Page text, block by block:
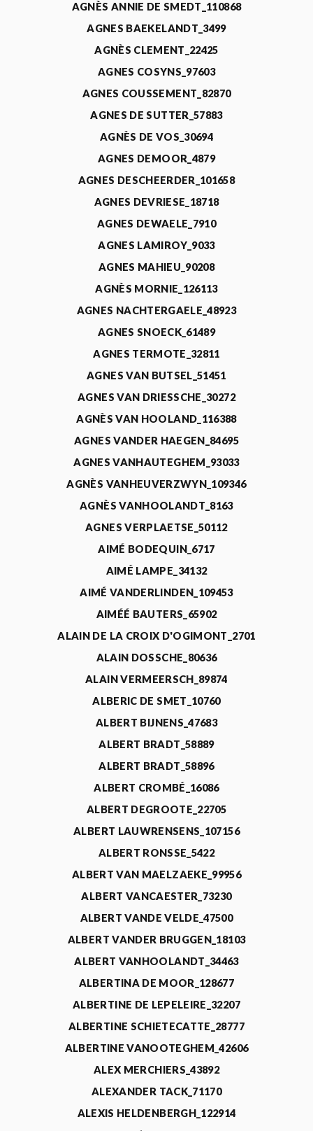
AGNÈS ANNIE DE SMEDT_110868
AGNES BAEKELANDT_3499
AGNÈS CLEMENT_22425
AGNES COSYNS_97603
AGNES COUSSEMENT_82870
AGNES DE SUTTER_57883
AGNÈS DE VOS_30694
AGNES DEMOOR_4879
AGNES DESCHEERDER_101658
AGNES DEVRIESE_18718
AGNES DEWAELE_7910
AGNES LAMIROY_9033
AGNES MAHIEU_90208
AGNÈS MORNIE_126113
AGNES NACHTERGAELE_48923
AGNES SNOECK_61489
AGNES TERMOTE_32811
AGNES VAN BUTSEL_51451
AGNES VAN DRIESSCHE_30272
AGNÈS VAN HOOLAND_116388
AGNES VANDER HAEGEN_84695
AGNES VANHAUTEGHEM_93033
AGNÈS VANHEUVERZWYN_109346
AGNÈS VANHOOLANDT_8163
AGNES VERPLAETSE_50112
AIMÉ BODEQUIN_6717
AIMÉ LAMPE_34132
AIMÉ VANDERLINDEN_109453
AIMÉÉ BAUTERS_65902
ALAIN DE LA CROIX D'OGIMONT_2701
ALAIN DOSSCHE_80636
ALAIN VERMEERSCH_89874
ALBERIC DE SMET_10760
ALBERT BIJNENS_47683
ALBERT BRADT_58889
ALBERT BRADT_58896
ALBERT CROMBÉ_16086
ALBERT DEGROOTE_22705
ALBERT LAUWRENSENS_107156
ALBERT RONSSE_5422
ALBERT VAN MAELZAEKE_99956
ALBERT VANCAESTER_73230
ALBERT VANDE VELDE_47500
ALBERT VANDER BRUGGEN_18103
ALBERT VANHOOLANDT_34463
ALBERTINA DE MOOR_128677
ALBERTINE DE LEPELEIRE_32207
ALBERTINE SCHIETECATTE_28777
ALBERTINE VANOOTEGHEM_42606
ALEX MERCHIERS_43892
ALEXANDER TACK_71170
ALEXIS HELDENBERGH_122914